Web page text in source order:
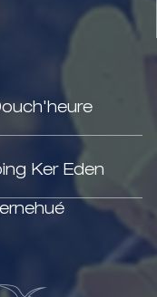
Ker Eden